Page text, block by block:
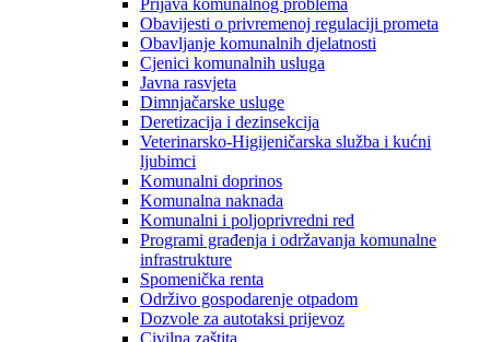
Obavijesti o privremenoj regulaciji prometa
Obavljanje komunalnih djelatnosti
Cjenici komunalnih usluga
Javna rasvjeta
Dimnjačarske usluge
Deretizacija i dezinsekcija
Veterinarsko-Higijeničarska služba i kućni
ljubimci
Komunalni doprinos
Komunalna naknada
Komunalni i poljoprivredni red
Programi građenja i održavanja komunalne
infrastrukture
Spomenička renta
Održivo gospodarenje otpadom
Dozvole za autotaksi prijevoz
Civilna zaštita